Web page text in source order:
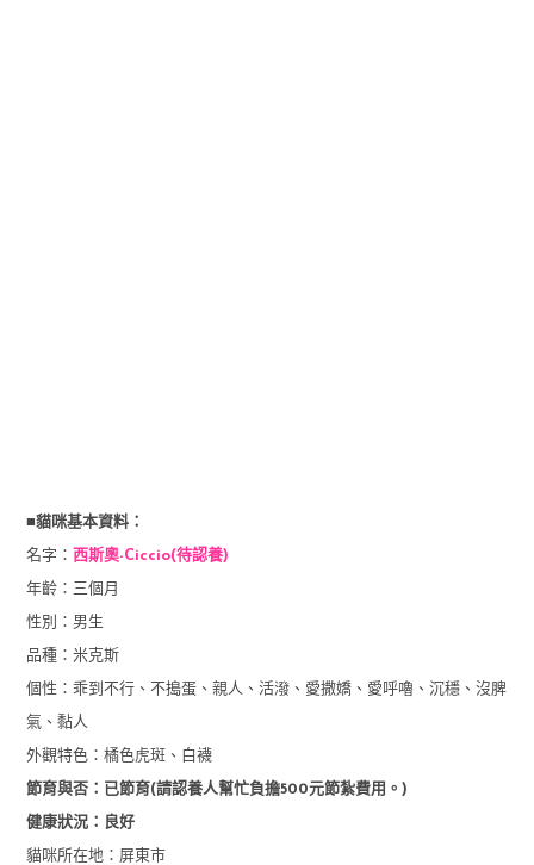
■貓咪基本資料：
名字： 西斯奧-Ciccio(待認養)
年齡：三個月
性別：男生
品種：米克斯
個性：乖到不行、不搗蛋、親人、活潑、愛撒嬌、愛呼嚕、沉穩、沒脾
氣、黏人
外觀特色：橘色虎斑、白襪
節育與否：已節育(請認養人幫忙負擔500元節紮費用。)
健康狀況：良好
貓咪所在地：屏東市